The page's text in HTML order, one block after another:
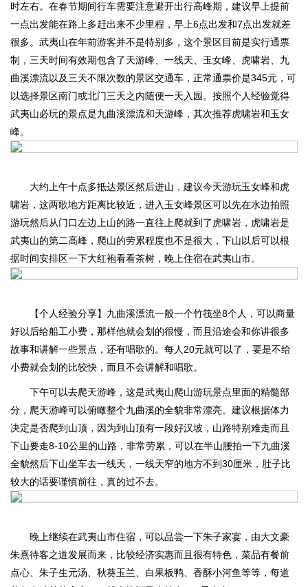
时左右。在春节期间行车需要注意避开出行高峰期，建议早上提前
一点出发能在路上多赶出来不少里程，早上6点出发和7点出发就差
很多。武夷山在年前游客并不是特别多，这个景区目前是实行通票
制，三天时间有效期包含了天游峰、一线天、玉女峰、虎啸岩、九
曲溪漂流以及三天不限次数的景区交通车，正常通票价是345元，可
以选择景区南门或北门三天之内随便一天入园。按照个人经验觉得
武夷山必玩的景点是九曲溪漂流和天游峰，其次推荐虎啸岩和玉女
峰。
大约上午十点多抵达景区然后进山，建议今天游玩玉女峰和虎
啸岩，这两歌地方距离比较近，进入玉女峰景区可以先在水边拍照
游玩然后从门口左边上山的路一直往上爬就到了虎啸岩，虎啸岩是
武夷山的第二高峰，爬山的劳累程度也不是很大，下山以后可以根
据时间安排区一下大红袍看看茶树，晚上住宿在武夷山市。
【个人经验分享】九曲溪漂流一般一个竹筏坐8个人，可以商量
好以后给船工小费，那样他就会划的很慢，而且沿途会和你讲很多
故事和讲解一些景点，还有唱歌的。每人20元就可以了，要是不给
小费就会划的比较快，而且不会讲解和唱歌。
下午可以去爬天游峰，这是武夷山爬山游玩景点里面的精髓部
分，爬天游峰可以俯瞰整个九曲溪的全貌非常漂亮。建议根据体力
决定是否爬到山顶，因为到山顶有一段好汉坡，山路特别难走而且
下山要走8-10公里的山路，非常劳累，可以在半山腰拍一下九曲溪
全貌然后下山坐车去一线天，一线天窄的地方不到30厘米，肚子比
较大的话要谨慎前往，真的过不去。
晚上继续在武夷山市住宿，可以品尝一下朱子家宴，由大文豪
朱熹待客之道发展而来，比较经济实惠而且很有特色，菜品有餐前
点心、朱子生元汤、秋葵玉兰、白果板鸭、香酥小河鱼等等，每道